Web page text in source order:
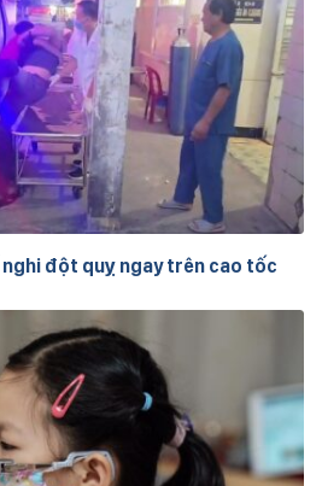
đột quỵ ngay trên cao tốc